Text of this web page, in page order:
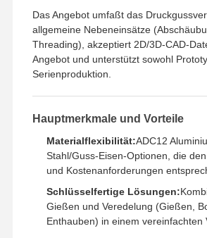
Zu Hause Produkte Videos
Das Angebot umfaßt das
allgemeine Nebeneinsätze
Threading), akzeptiert 2D/3D-CAD-
Angebot und unterstützt sowohl
Serienproduktion.
Hauptmerkmale und Vorteile
Materialflexibilität:ADC12
Stahl/Guss-Eisen-Optionen, die
und Kostenanforderungen
Schlüsselfertige Lösungen:
Gießen und Veredelung (Gießen,
Enthauben) in einem vereinfachten